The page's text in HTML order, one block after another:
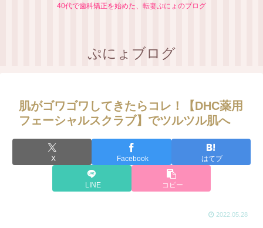
40代で歯科矯正を始めた、転妻ぷにょのブログ
ぷにょブログ
肌がゴワゴワしてきたらコレ！【DHC薬用
フェーシャルスクラブ】でツルツル肌へ
X Facebook はてブ
LINE コピー
2022.05.28